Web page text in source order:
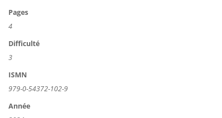
Pages
4
Difficulté
3
ISMN
979-0-54372-102-9
Année